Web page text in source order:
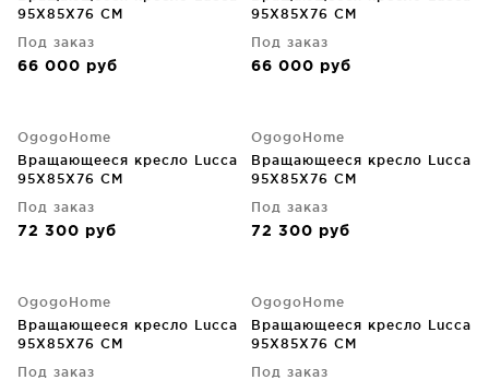
95X85X76 CM
Под заказ
66 000 руб
95X85X76 CM
Под заказ
66 000 руб
OgogoHome
Вращающееся кресло Lucca
95X85X76 CM
Под заказ
72 300 руб
OgogoHome
Вращающееся кресло Lucca
95X85X76 CM
Под заказ
72 300 руб
OgogoHome
Вращающееся кресло Lucca
95X85X76 CM
Под заказ
OgogoHome
Вращающееся кресло Lucca
95X85X76 CM
Под заказ